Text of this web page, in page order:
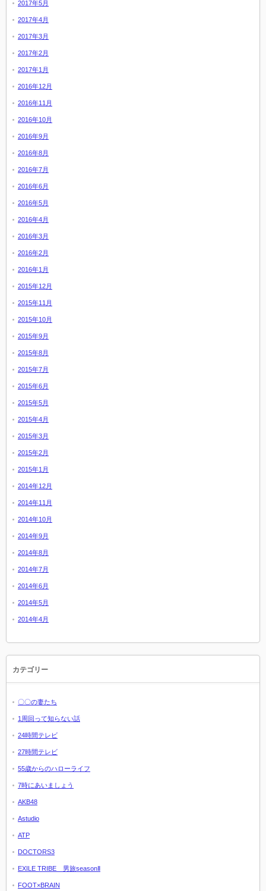
2017年5月
2017年4月
2017年3月
2017年2月
2017年1月
2016年12月
2016年11月
2016年10月
2016年9月
2016年8月
2016年7月
2016年6月
2016年5月
2016年4月
2016年3月
2016年2月
2016年1月
2015年12月
2015年11月
2015年10月
2015年9月
2015年8月
2015年7月
2015年6月
2015年5月
2015年4月
2015年3月
2015年2月
2015年1月
2014年12月
2014年11月
2014年10月
2014年9月
2014年8月
2014年7月
2014年6月
2014年5月
2014年4月
カテゴリー
〇〇の妻たち
1周回って知らない話
24時間テレビ
27時間テレビ
55歳からのハローライフ
7時にあいましょう
AKB48
Astudio
ATP
DOCTORS3
EXILE TRIBE 男旅seasonⅡ
FOOT×BRAIN